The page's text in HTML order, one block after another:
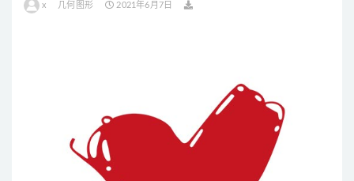
x 几何图形 2021年6月7日